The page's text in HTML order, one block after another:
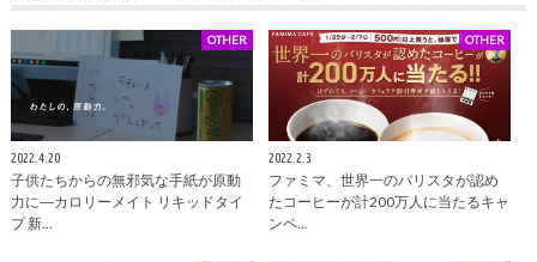
OTHER
2022.4.20
子供たちからの無邪気な手紙が原動
⼒に―カロリーメイト リキッドタイ
プ 新…
OTHER
2022.2.3
ファミマ、世界一のバリスタが認め
たコーヒーが計200万人に当たるキャ
ンペ…